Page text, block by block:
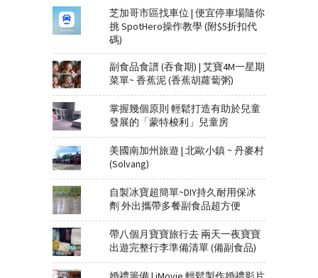
芝加哥市區找車位 | 便宜停車場隨你
挑 SpotHero操作教學 (附$5折扣代
碼)
副食品食譜 (吞食期) | 艾寶4M一星期
菜單~ 香蕉泥 (香蕉胡蘿蔔粥)
掌握幾個原則 輕鬆打造有助於兒童
發展的「蒙特梭利」兒童房
美國南加州旅遊 | 北歐小鎮 ~ 丹麥村
(Solvang)
自製冰寶超簡單~DIY持久耐用保冰
劑 外出攜帶多餐副食品超方便
帶八個月寶寶旅行去 兩天一夜寶寶
出遊完整行李準備清單 (備副食品)